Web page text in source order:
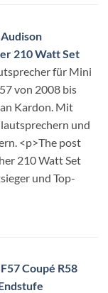
210 Watt Set
für Mini
von 2008 bis
Kardon. Mit
und
<p>The post
210 Watt Set
und Top-
Coupé R58